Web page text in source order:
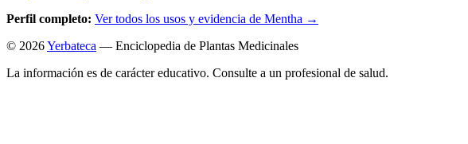
Perfil completo: Ver todos los usos y evidencia de Mentha →
© 2026Yerbateca — Enciclopedia de Plantas Medicinales
La información es de carácter educativo. Consulte a un profesional de salud.